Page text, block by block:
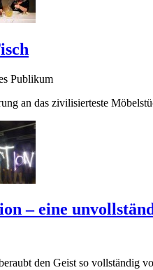
Publikum
an das zivilisierteste
– eine
den Geist so vollständig